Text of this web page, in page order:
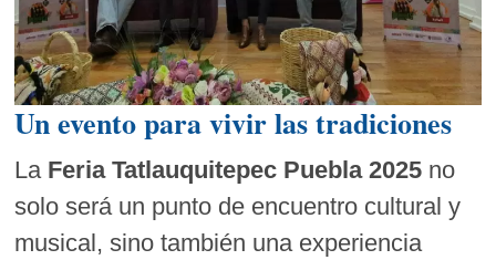
Un evento para vivir las tradiciones
La Feria Tatlauquitepec Puebla 2025 no
solo será un punto de encuentro cultural y
musical, sino también una experiencia